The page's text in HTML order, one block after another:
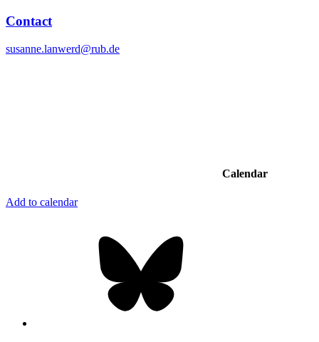
Contact
susanne.lanwerd@rub.de
Calendar
Add to calendar